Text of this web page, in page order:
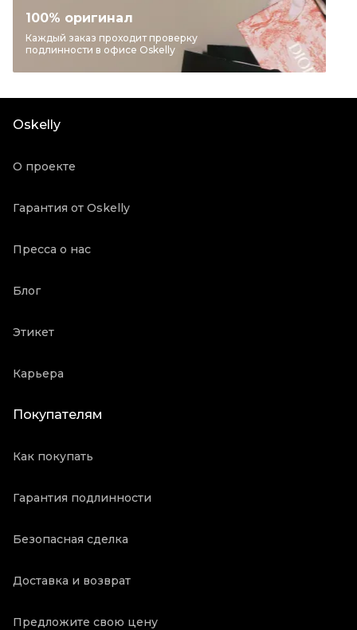
Категория
Бренд
VERSACE
Материал одежды
Другое
Продавец
100% оригинал
Каждый заказ проходит проверку
подлинности в офисе Oskelly
Oskelly
О проекте
Гарантия от Oskelly
Пресса о нас
Блог
Этикет
Карьера
Покупателям
Как покупать
Гарантия подлинности
Безопасная сделка
Доставка и возврат
Предложите свою цену